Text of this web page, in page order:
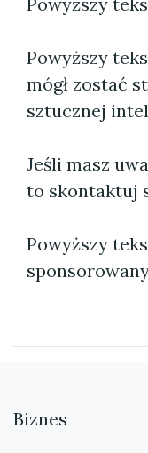
Powyższy
mógł zostać
sztucznej
Jeśli masz
to skontaktuj
Powyższy
Biznes